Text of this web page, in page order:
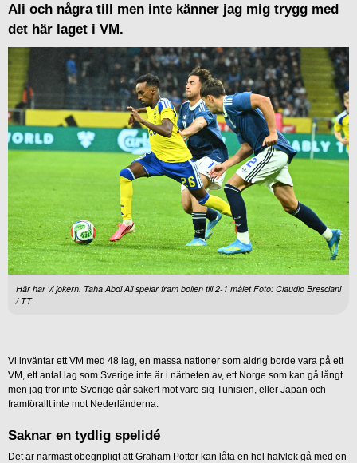
Ali och några till men inte känner jag mig trygg med
det här laget i VM.
Här har vi jokern. Taha Abdi Ali spelar fram bollen till 2-1 målet Foto: Claudio Bresciani
/ TT
Vi inväntar ett VM med 48 lag, en massa nationer som aldrig borde vara på ett
VM, ett antal lag som Sverige inte är i närheten av, ett Norge som kan gå långt
men jag tror inte Sverige går säkert mot vare sig Tunisien, eller Japan och
framförallt inte mot Nederländerna.
Saknar en tydlig spelidé
Det är närmast obegripligt att Graham Potter kan låta en hel halvlek gå med en